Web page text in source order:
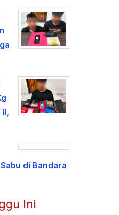
di Bandara
Ini